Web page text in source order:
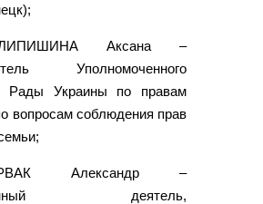
Аксана –
Уполномоченного
Рады Украины по правам
вопросам соблюдения прав
Александр –
деятель,